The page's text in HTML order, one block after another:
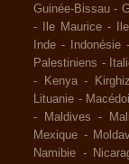
Guinée-Bissau -
-
Ile Maurice -
Inde - Indonésie -
Palestiniens -
-
Kenya -
Lituanie -
-
Maldives - Mali
Mexique -
Namibie -